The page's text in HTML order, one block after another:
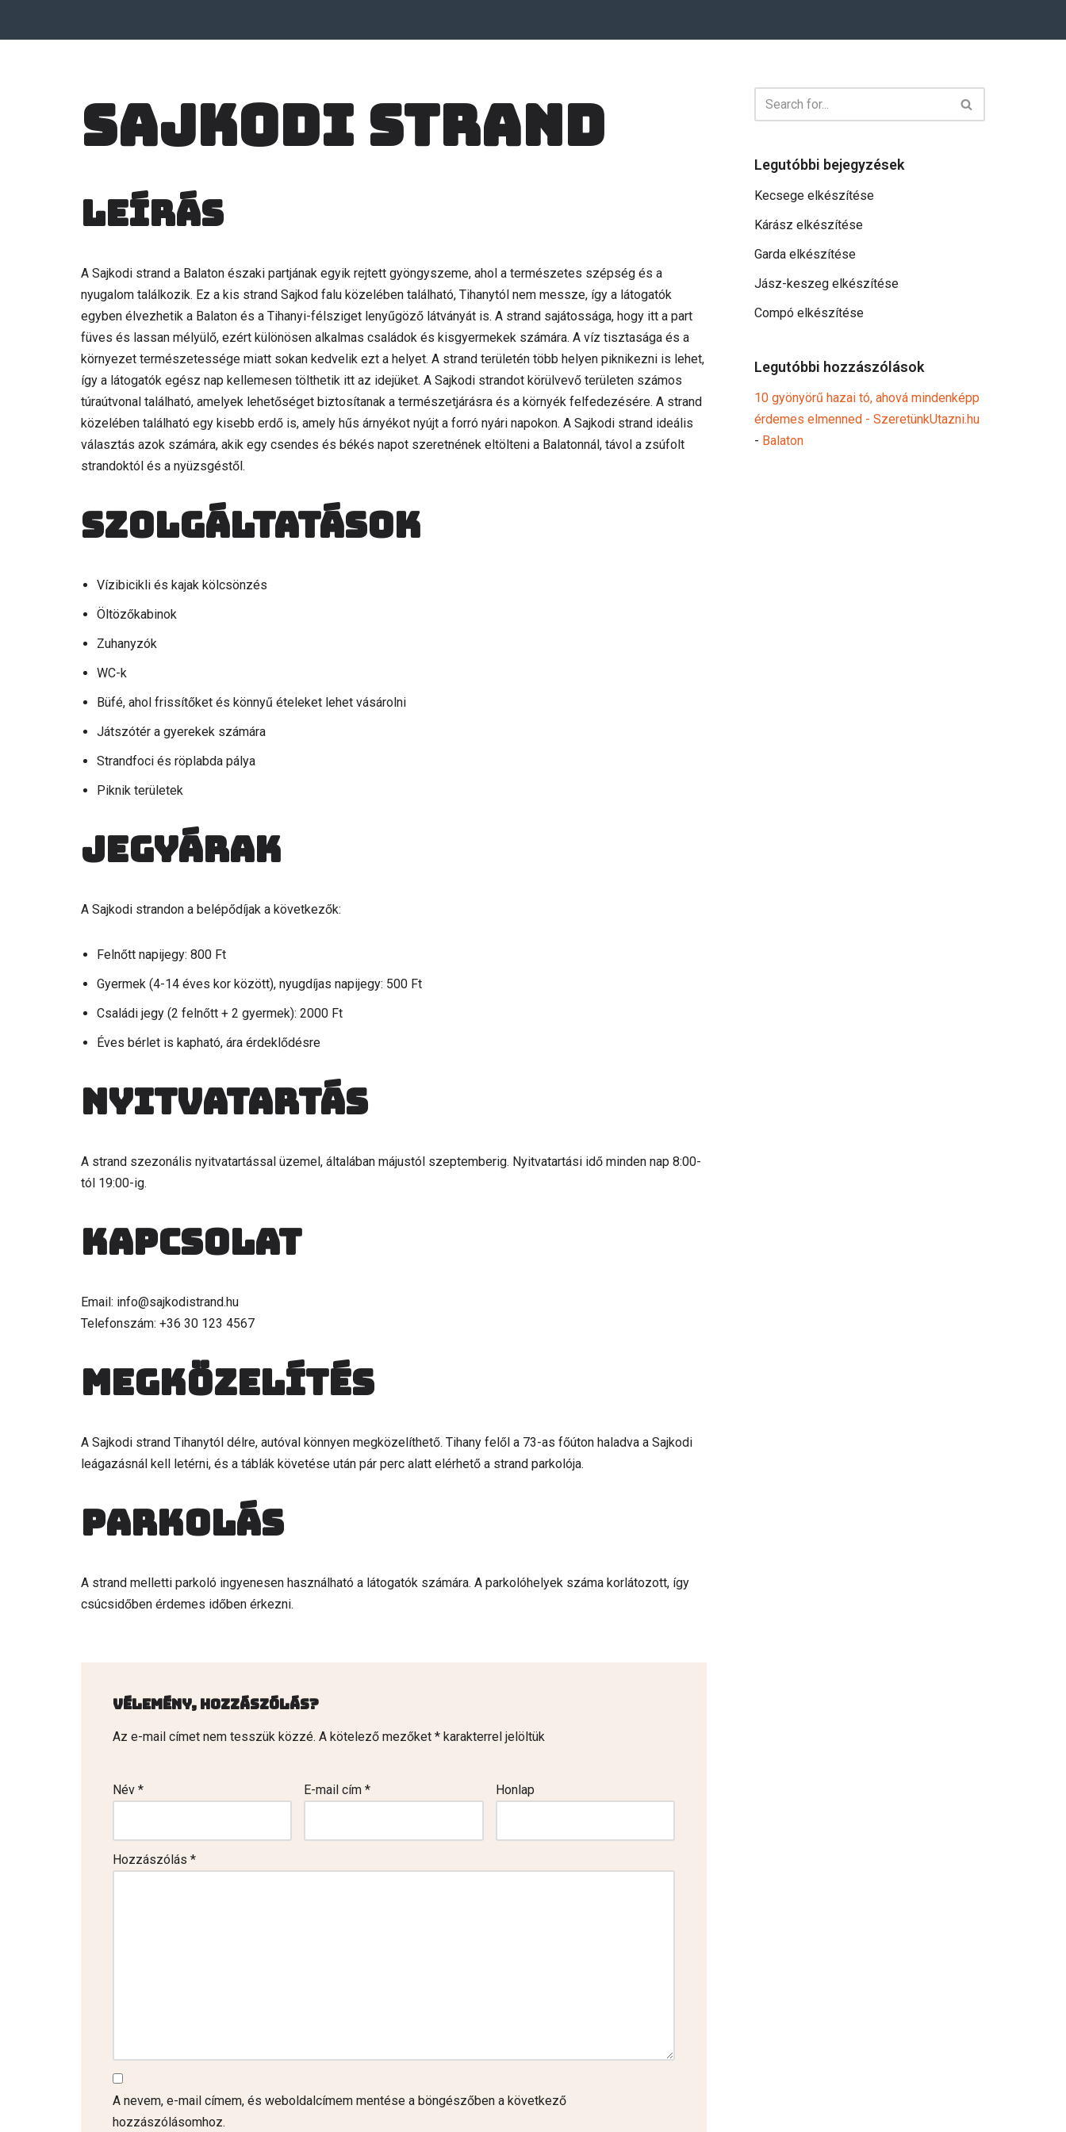
Sajkodi strand
Leírás
A Sajkodi strand a Balaton északi partjának egyik rejtett gyöngyszeme, ahol a természetes szépség és a
nyugalom találkozik. Ez a kis strand Sajkod falu közelében található, Tihanytól nem messze, így a látogatók
egyben élvezhetik a Balaton és a Tihanyi-félsziget lenyűgöző látványát is. A strand sajátossága, hogy itt a part
füves és lassan mélyülő, ezért különösen alkalmas családok és kisgyermekek számára. A víz tisztasága és a
környezet természetessége miatt sokan kedvelik ezt a helyet. A strand területén több helyen piknikezni is lehet,
így a látogatók egész nap kellemesen tölthetik itt az idejüket. A Sajkodi strandot körülvevő területen számos
túraútvonal található, amelyek lehetőséget biztosítanak a természetjárásra és a környék felfedezésére. A strand
közelében található egy kisebb erdő is, amely hűs árnyékot nyújt a forró nyári napokon. A Sajkodi strand ideális
választás azok számára, akik egy csendes és békés napot szeretnének eltölteni a Balatonnál, távol a zsúfolt
strandoktól és a nyüzsgéstől.
Szolgáltatások
Vízibicikli és kajak kölcsönzés
Öltözőkabinok
Zuhanyzók
WC-k
Büfé, ahol frissítőket és könnyű ételeket lehet vásárolni
Játszótér a gyerekek számára
Strandfoci és röplabda pálya
Piknik területek
Jegyárak
A Sajkodi strandon a belépődíjak a következők:
Felnőtt napijegy: 800 Ft
Gyermek (4-14 éves kor között), nyugdíjas napijegy: 500 Ft
Családi jegy (2 felnőtt + 2 gyermek): 2000 Ft
Éves bérlet is kapható, ára érdeklődésre
Nyitvatartás
A strand szezonális nyitvatartással üzemel, általában májustól szeptemberig. Nyitvatartási idő minden nap 8:00-
tól 19:00-ig.
Kapcsolat
Email: info@sajkodistrand.hu
Telefonszám: +36 30 123 4567
Megközelítés
A Sajkodi strand Tihanytól délre, autóval könnyen megközelíthető. Tihany felől a 73-as főúton haladva a Sajkodi
leágazásnál kell letérni, és a táblák követése után pár perc alatt elérhető a strand parkolója.
Parkolás
A strand melletti parkoló ingyenesen használható a látogatók számára. A parkolóhelyek száma korlátozott, így
csúcsidőben érdemes időben érkezni.
Vélemény, hozzászólás?
Az e-mail címet nem tesszük közzé. A kötelező mezőket * karakterrel jelöltük
Név * E-mail cím* Honlap
Hozzászólás *
A nevem, e-mail címem, és weboldalcímem mentése a böngészőben a következő
hozzászólásomhoz.
Legutóbbi bejegyzések
Kecsege elkészítése
Kárász elkészítése
Garda elkészítése
Jász-keszeg elkészítése
Compó elkészítése
Legutóbbi hozzászólások
10 gyönyörű hazai tó, ahová mindenképp
érdemes elmenned - SzeretünkUtazni.hu
- Balaton